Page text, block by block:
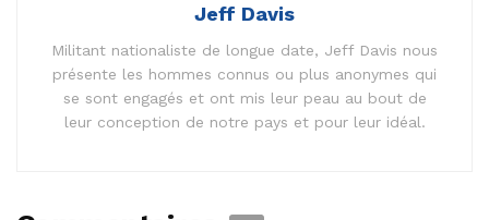
Jeff Davis
Militant nationaliste de longue date, Jeff Davis nous
présente les hommes connus ou plus anonymes qui
se sont engagés et ont mis leur peau au bout de
leur conception de notre pays et pour leur idéal.